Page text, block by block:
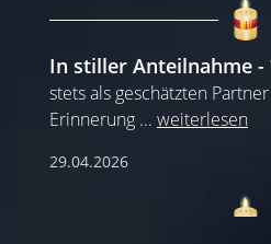
In stiller Anteilnahme
stets als geschätzten
Erinnerung ... weiterlesen
29.04.2026